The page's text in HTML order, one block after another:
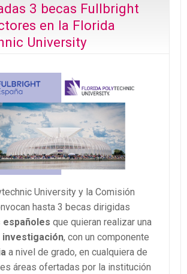
3 becas Fullbright
en la Florida
University
University y la Comisión
hasta 3 becas dirigidas
que quieran realizar una
investigación, con un componente
a nivel de grado, en cualquiera de
áreas ofertadas por la institución